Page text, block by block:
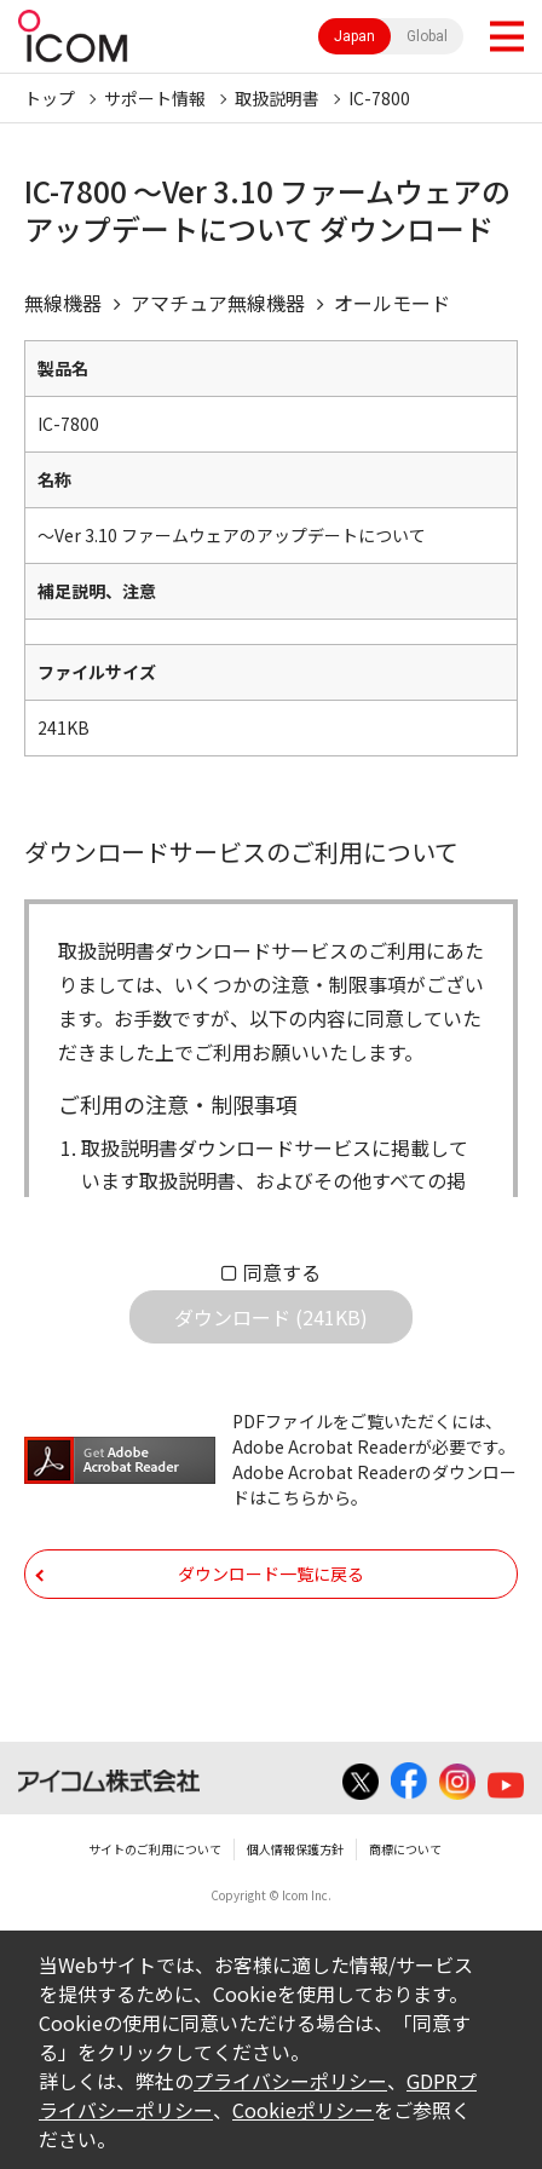
Japan Global
トップ サポート情報 取扱説明書 IC-7800
IC-7800 ～Ver 3.10 ファームウェアの
アップデートについて ダウンロード
無線機器 アマチュア無線機器 オールモード
製品名
IC-7800
名称
～Ver 3.10 ファームウェアのアップデートについて
補足説明、注意
ファイルサイズ
241KB
ダウンロードサービスのご利用について
取扱説明書ダウンロードサービスのご利用にあた
りましては、いくつかの注意・制限事項がござい
ます。お手数ですが、以下の内容に同意していた
だきました上でご利用お願いいたします。
ご利用の注意・制限事項
取扱説明書ダウンロードサービスに掲載して
います取扱説明書、およびその他すべての掲
属します。ダウンロードした取扱説明書は、
個人が本来の目的でご使用されることは可能
ですが、権利者の許諾を得ることなく、以下
ダウンロードした取扱説明書は、複製、賃
貸、改変、公衆送信、または公衆送信可能
化することはできません。
いは無償を問わず、第三者に譲渡あるいは
使用させる事ができません。
ダウンロードした取扱説明書等に使用され
の転用は一切出来ません。
ダウンロードした取扱説明書およびその他す
べての掲載物の変更は一切行わないでくださ
い。お客様による内容の変更により、何らか
の欠陥が生じたとしても、弊社では一切の保
証をいたしません。また、内容の変更の結
果、万一お客様に損害が生じたとしても、弊
社及び販売店等は一切の責任を負いません。
掲載の取扱説明書等は、製品発売当時の内容
同意する
ダウンロード (241KB)
PDFファイルをご覧いただくには、
Adobe Acrobat Readerが必要です。
Adobe Acrobat Readerのダウンロー
ドはこちらから。
ダウンロード一覧に戻る
サイトのご利用について 個人情報保護方針 商標について
Copyright © Icom Inc.
当Webサイトでは、お客様に適した情報/サービス
を提供するために、Cookieを使用しております。
Cookieの使用に同意いただける場合は、「同意す
る」をクリックしてください。
詳しくは、弊社のプライバシーポリシー、 GDPRプ
ライバシーポリシー、 Cookieポリシーをご参照く
ださい。